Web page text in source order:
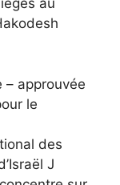
au
– approuvée
le
des
J